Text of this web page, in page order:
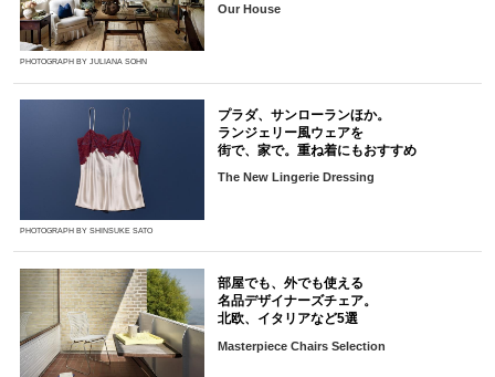
PHOTOGRAPH BY JULIANA SOHN
Our House
PHOTOGRAPH BY SHINSUKE SATO
プラダ、サンローランほか。
ランジェリー風ウェアを
街で、家で。重ね着にもおすすめ
The New Lingerie Dressing
部屋でも、外でも使える
名品デザイナーズチェア。
北欧、イタリアなど5選
Masterpiece Chairs Selection